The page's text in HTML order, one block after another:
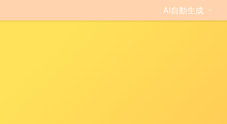
AI自動生成